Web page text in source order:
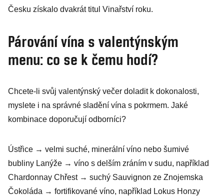
Česku získalo dvakrát titul Vinařství roku.
Párování vína s valentýnským
menu: co se k čemu hodí?
Chcete-li svůj valentýnský večer doladit k dokonalosti,
myslete i na správné sladění vína s pokrmem. Jaké
kombinace doporučují odborníci?
Ústřice → velmi suché, minerální víno nebo šumivé
bubliny Lanýže → víno s delším zráním v sudu, například
Chardonnay Chřest → suchý Sauvignon ze Znojemska
Čokoláda → fortifikované víno, například Lokus Honzy